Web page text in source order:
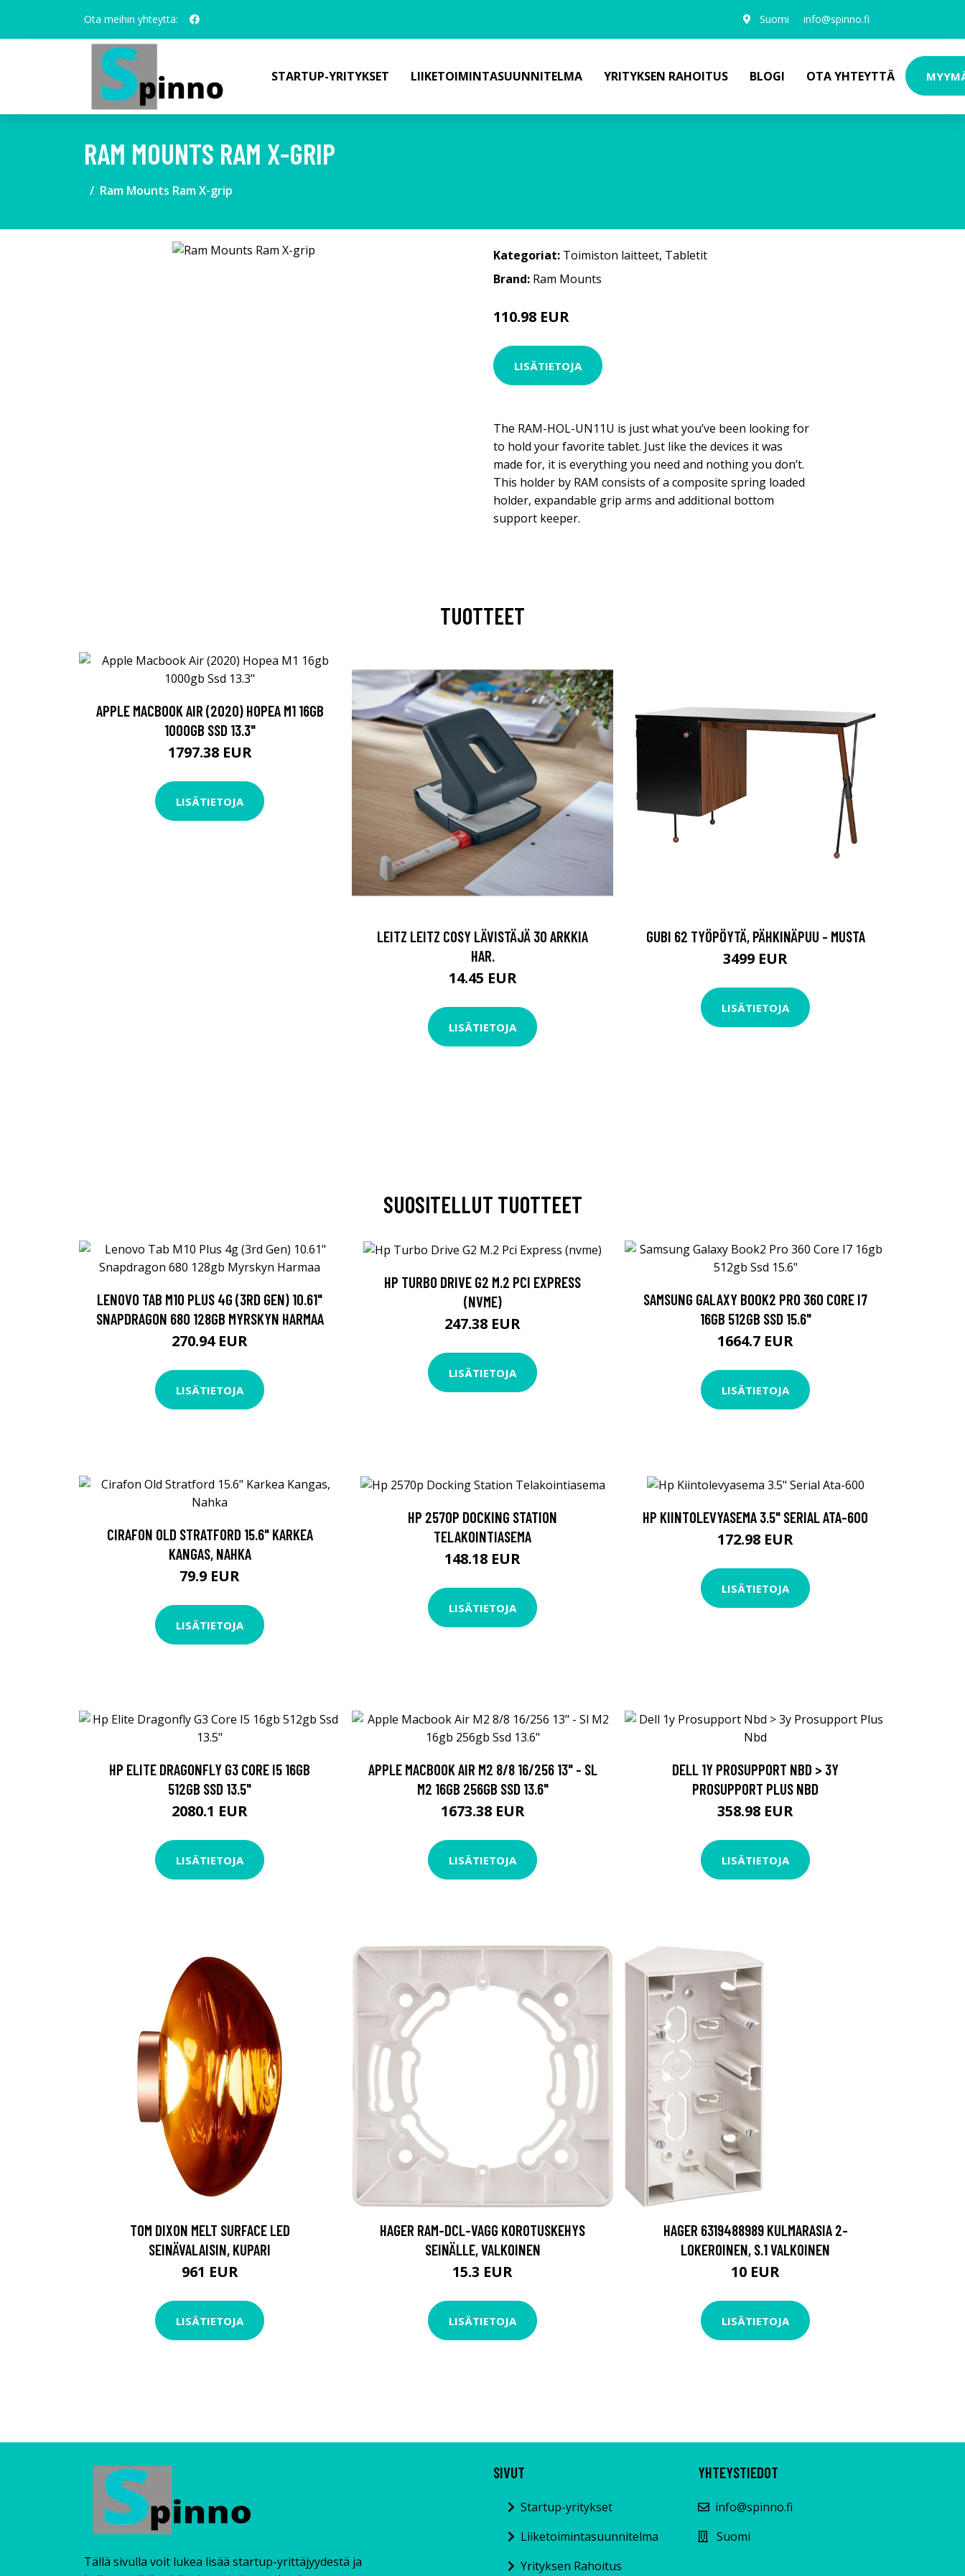
Ota meihin yhteyttä: Suomi info@spinno.fi
STARTUP-YRITYKSET LIIKETOIMINTASUUNNITELMA YRITYKSEN RAHOITUS BLOGI OTA YHTEYTTÄ
RAM MOUNTS RAM X-GRIP
Ram Mounts Ram X-grip
Kategoriat: Toimiston laitteet, Tabletit
Brand: Ram Mounts
110.98 EUR
LISÄTIETOJA
The RAM-HOL-UN11U is just what you’ve been looking for
to hold your favorite tablet. Just like the devices it was
made for, it is everything you need and nothing you don’t.
This holder by RAM consists of a composite spring loaded
holder, expandable grip arms and additional bottom
support keeper.
TUOTTEET
APPLE MACBOOK AIR (2020) HOPEA M1 16GB
1000GB SSD 13.3"
1797.38 EUR
LISÄTIETOJA
LEITZ LEITZ COSY LÄVISTÄJÄ 30 ARKKIA
HAR.
14.45 EUR
LISÄTIETOJA
GUBI 62 TYÖPÖYTÄ, PÄHKINÄPUU - MUSTA
3499 EUR
LISÄTIETOJA
SUOSITELLUT TUOTTEET
LENOVO TAB M10 PLUS 4G (3RD GEN) 10.61"
SNAPDRAGON 680 128GB MYRSKYN HARMAA
270.94 EUR
LISÄTIETOJA
HP TURBO DRIVE G2 M.2 PCI EXPRESS
(NVME)
247.38 EUR
LISÄTIETOJA
SAMSUNG GALAXY BOOK2 PRO 360 CORE I7
16GB 512GB SSD 15.6"
1664.7 EUR
LISÄTIETOJA
CIRAFON OLD STRATFORD 15.6" KARKEA
KANGAS, NAHKA
79.9 EUR
LISÄTIETOJA
HP 2570P DOCKING STATION
TELAKOINTIASEMA
148.18 EUR
LISÄTIETOJA
HP KIINTOLEVYASEMA 3.5" SERIAL ATA-600
172.98 EUR
LISÄTIETOJA
HP ELITE DRAGONFLY G3 CORE I5 16GB
512GB SSD 13.5"
2080.1 EUR
LISÄTIETOJA
APPLE MACBOOK AIR M2 8/8 16/256 13" - SL
M2 16GB 256GB SSD 13.6"
1673.38 EUR
LISÄTIETOJA
DELL 1Y PROSUPPORT NBD > 3Y
PROSUPPORT PLUS NBD
358.98 EUR
LISÄTIETOJA
TOM DIXON MELT SURFACE LED
SEINÄVALAISIN, KUPARI
961 EUR
LISÄTIETOJA
HAGER RAM-DCL-VAGG KOROTUSKEHYS
SEINÄLLE, VALKOINEN
15.3 EUR
LISÄTIETOJA
HAGER 6319488989 KULMARASIA 2-
LOKEROINEN, S.1 VALKOINEN
10 EUR
LISÄTIETOJA
Tällä sivulla voit lukea lisää startup-yrittäjyydestä ja
SIVUT
Startup-yritykset
Liiketoimintasuunnitelma
Yrityksen Rahoitus
YHTEYSTIEDOT
info@spinno.fi
Suomi